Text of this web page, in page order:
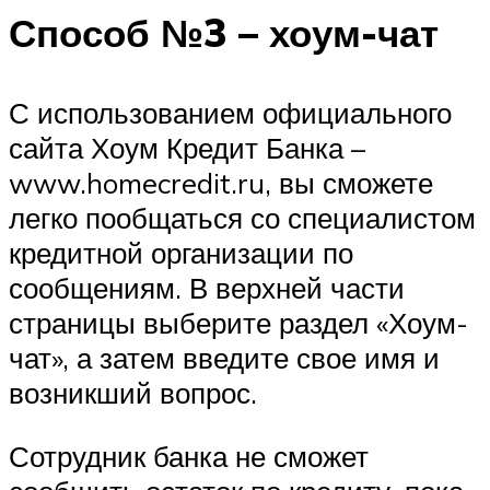
Способ №3 – хоум-чат
С использованием официального
сайта Хоум Кредит Банка –
www.homecredit.ru, вы сможете
легко пообщаться со специалистом
кредитной организации по
сообщениям. В верхней части
страницы выберите раздел «Хоум-
чат», а затем введите свое имя и
возникший вопрос.
Сотрудник банка не сможет